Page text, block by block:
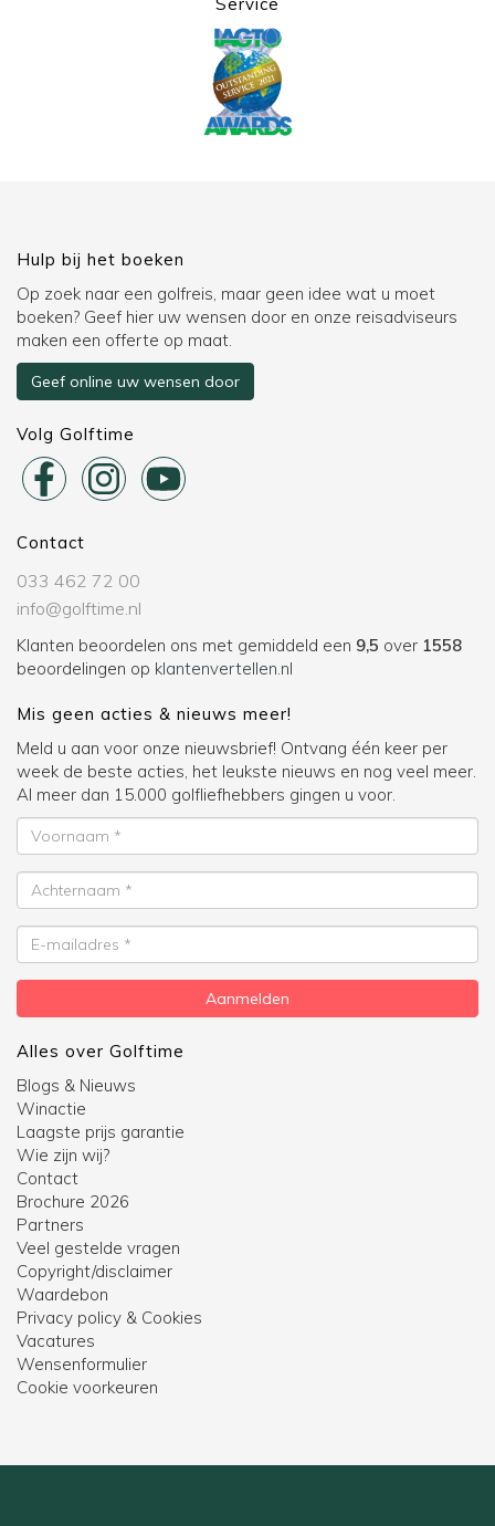
Hulp bij het boeken
Op zoek naar een golfreis, maar geen idee wat u moet
boeken? Geef hier uw wensen door en onze reisadviseurs
maken een offerte op maat.
Geef online uw wensen door
Volg Golftime
Contact
033 462 72 00
info@golftime.nl
Klanten beoordelen ons met gemiddeld een 9,5 over 1558
beoordelingen op klantenvertellen.nl
Mis geen acties & nieuws meer!
Meld u aan voor onze nieuwsbrief! Ontvang één keer per
week de beste acties, het leukste nieuws en nog veel meer.
Al meer dan 15.000 golfliefhebbers gingen u voor.
Voornaam
Achternaam
E-
mailadres
Aanmelden
Alles over Golftime
Blogs & Nieuws
Winactie
Laagste prijs garantie
Wie zijn wij?
Contact
Brochure 2026
Partners
Veel gestelde vragen
Copyright/disclaimer
Waardebon
Privacy policy & Cookies
Vacatures
Wensenformulier
Cookie voorkeuren